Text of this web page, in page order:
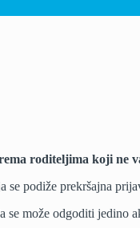
roditeljima koji ne
podiže prekršajna
može odgoditi